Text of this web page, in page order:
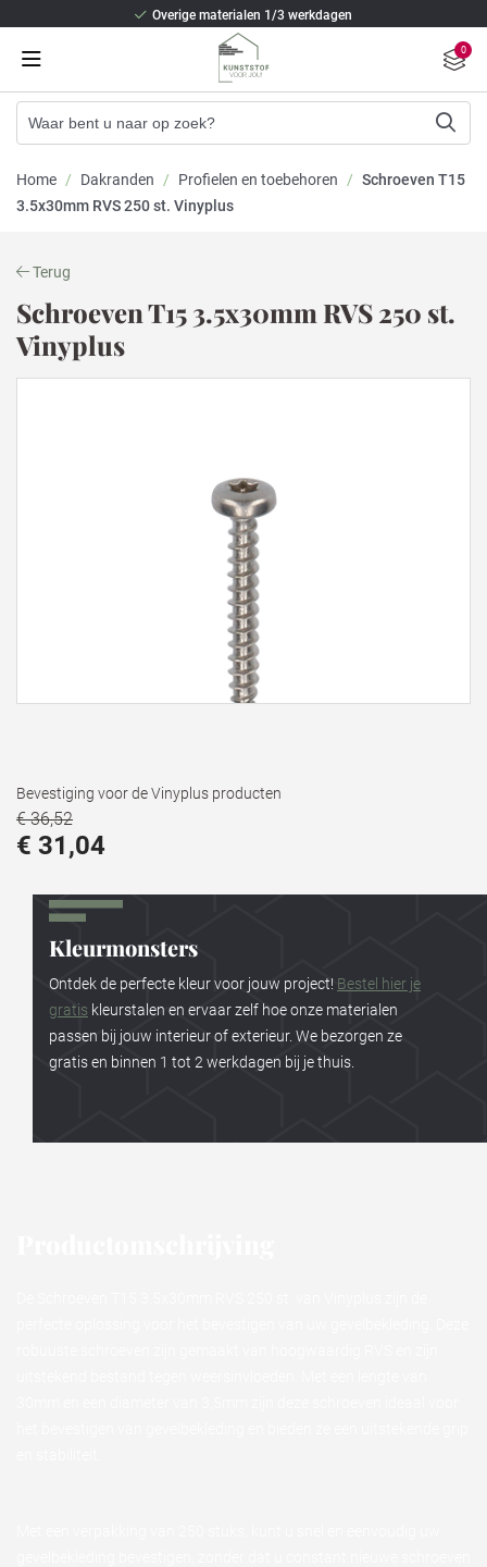
Overige materialen 1/3 werkdagen
Beste isolatie en staalversterking
2/3 weken levertijd (Kunststof kozijnen)
Overige materialen 1/3 werkdagen
Beste isolatie en staalversterking
0
Home / Dakranden / Profielen en toebehoren / Schroeven T15
3.5x30mm RVS 250 st. Vinyplus
Terug
Bevestiging voor de Vinyplus producten
€ 36,52
€ 31,04
Kleurmonsters
Ontdek de perfecte kleur voor jouw project! Bestel hier je
gratis kleurstalen en ervaar zelf hoe onze materialen
passen bij jouw interieur of exterieur. We bezorgen ze
gratis en binnen 1 tot 2 werkdagen bij je thuis.
Schroeven T15 3.5x30mm RVS 250 st.
Vinyplus